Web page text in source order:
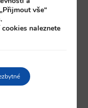
vše“
naleznete